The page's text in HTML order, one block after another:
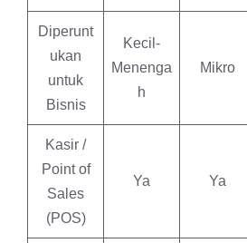
Diperunt
ukan
untuk
Bisnis
Kecil-
Menenga
h
Mikro
Kasir /
Point of
Sales
(POS)
Ya Ya